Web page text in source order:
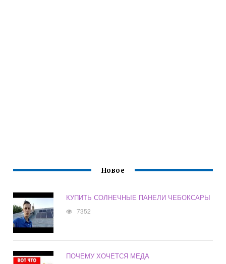
Новое
КУПИТЬ СОЛНЕЧНЫЕ ПАНЕЛИ ЧЕБОКСАРЫ
7352
ПОЧЕМУ ХОЧЕТСЯ МЕДА